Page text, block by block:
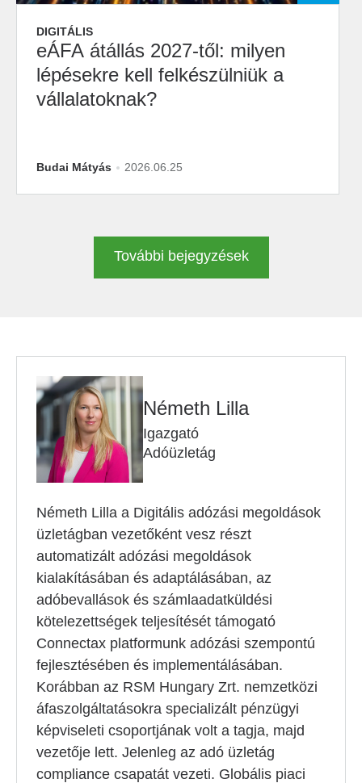
DIGITÁLIS
eÁFA átállás 2027-től: milyen
lépésekre kell felkészülniük a
vállalatoknak?
Budai Mátyás 2026.06.25
További bejegyzések
Németh Lilla
Igazgató
Adóüzletág
Németh Lilla a Digitális adózási megoldások
üzletágban vezetőként vesz részt
automatizált adózási megoldások
kialakításában és adaptálásában, az
adóbevallások és számlaadatküldési
kötelezettségek teljesítését támogató
Connectax platformunk adózási szempontú
fejlesztésében és implementálásában.
Korábban az RSM Hungary Zrt. nemzetközi
áfaszolgáltatásokra specializált pénzügyi
képviseleti csoportjának volt a tagja, majd
vezetője lett. Jelenleg az adó üzletág
compliance csapatát vezeti. Globális piaci